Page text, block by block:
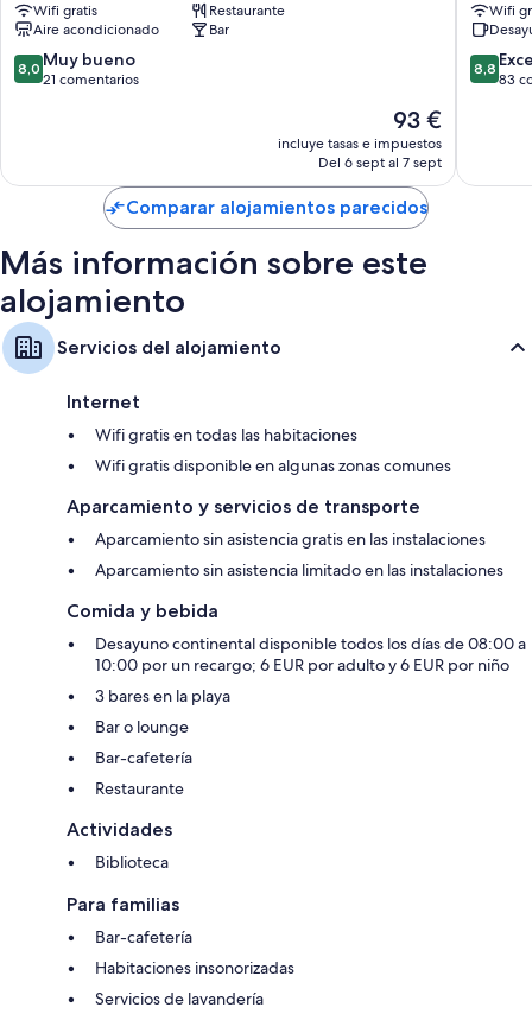
incluyen los siguientes:
Baños con duchas con efecto de lluvia o bañeras profundas, además
de bidés y artículos de higiene personal gratuitos
Armarios o roperos, calefacción y servicio de limpieza diario
Wifi gratis
Restaurante
Aire acondicionado
Bar
8.0
sobre
8,0 Muy bueno
21 comentarios
El
precio
actual
de
93 €
93 €
incluye tasas e impuestos
Del 6 sept al 7 sept
de
la
Wifi
8.8
sobre
8,8
83
Comparar alojamientos parecidos
Más información sobre este
alojamiento
Servicios del alojamiento
Internet
Wifi gratis en todas las habitaciones
Wifi gratis disponible en algunas zonas comunes
Aparcamiento y servicios de transporte
Aparcamiento sin asistencia gratis en las instalaciones
Aparcamiento sin asistencia limitado en las instalaciones
Comida y bebida
Desayuno continental disponible todos los días de 08:00 a
10:00 por un recargo; 6 EUR por adulto y 6 EUR por niño
3 bares en la playa
Bar o lounge
Bar-cafetería
Restaurante
Actividades
Biblioteca
Para familias
Bar-cafetería
Habitaciones insonorizadas
Servicios de lavandería